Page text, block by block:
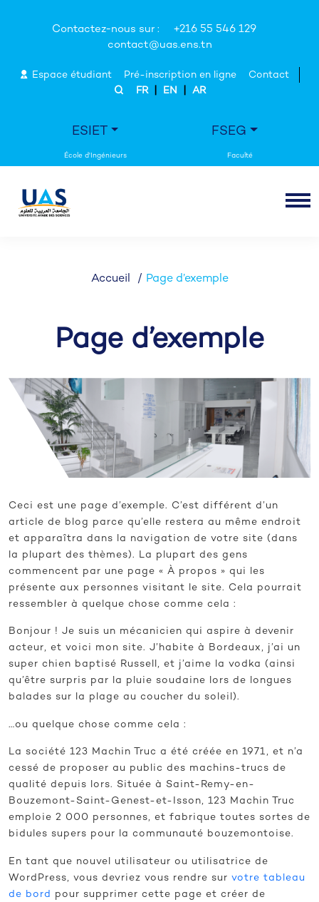
Contactez-nous sur :
+216 55 546 129
contact@uas.ens.tn
Espace étudiant Pré-inscription en ligne
Contact
FR
EN AR
ESIET FSEG
Accueil Page d’exemple
Page d’exemple
Ceci est une page d’exemple. C’est différent d’un
article de blog parce qu’elle restera au même endroit
et apparaîtra dans la navigation de votre site (dans
la plupart des thèmes). La plupart des gens
commencent par une page « À propos » qui les
présente aux personnes visitant le site. Cela pourrait
ressembler à quelque chose comme cela :
Bonjour ! Je suis un mécanicien qui aspire à devenir
acteur, et voici mon site. J’habite à Bordeaux, j’ai un
super chien baptisé Russell, et j’aime la vodka (ainsi
qu’être surpris par la pluie soudaine lors de longues
balades sur la plage au coucher du soleil).
…ou quelque chose comme cela :
La société 123 Machin Truc a été créée en 1971, et n’a
cessé de proposer au public des machins-trucs de
qualité depuis lors. Située à Saint-Remy-en-
Bouzemont-Saint-Genest-et-Isson, 123 Machin Truc
emploie 2 000 personnes, et fabrique toutes sortes de
bidules supers pour la communauté bouzemontoise.
En tant que nouvel utilisateur ou utilisatrice de
WordPress, vous devriez vous rendre sur votre tableau
de bord pour supprimer cette page et créer de